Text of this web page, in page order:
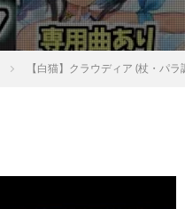
【白猫】クラウディア (杖・パ